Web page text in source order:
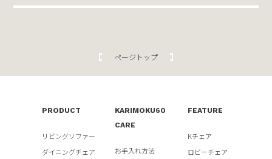
ページトップ
PRODUCT
リビングソファー
ダイニングチェア
KARIMOKU60
CARE
お手入れ方法
FEATURE
Kチェア
ロビーチェア